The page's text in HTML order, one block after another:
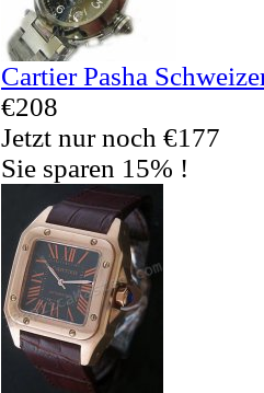
Cartier Pasha
€208
Jetzt nur noch €177
Sie sparen 15% !